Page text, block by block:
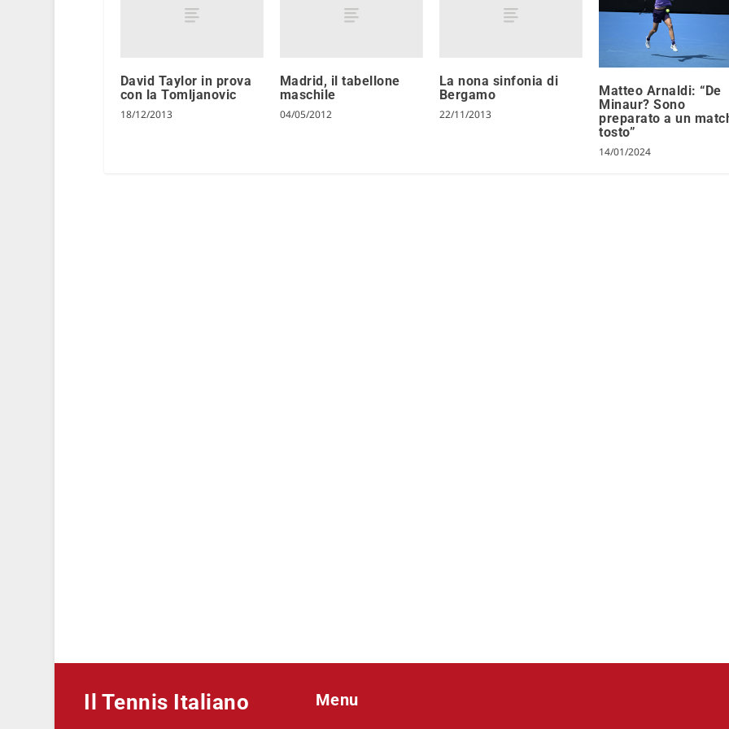
David Taylor in prova
con la Tomljanovic
18/12/2013
Madrid, il tabellone
maschile
04/05/2012
La nona sinfonia di
Bergamo
22/11/2013
Matteo Arnaldi: “De
Minaur? Sono
preparato a un
tosto”
14/01/2024
Il Tennis Italiano Menu